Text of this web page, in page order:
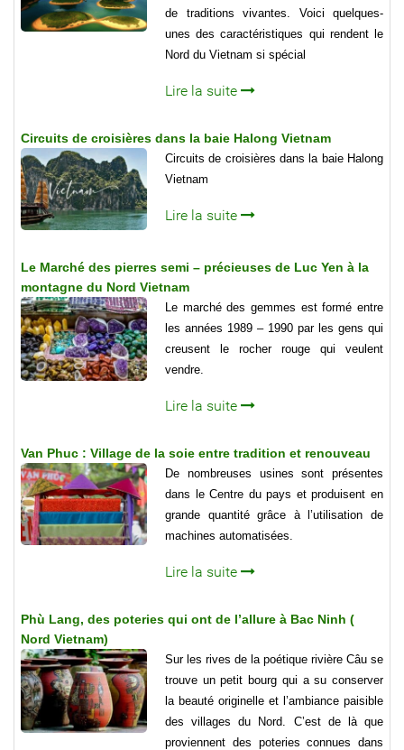
de traditions vivantes. Voici quelques-
unes des caractéristiques qui rendent le
Nord du Vietnam si spécial
Lire la suite
Circuits de croisières dans la baie Halong Vietnam
Circuits de croisières dans la baie Halong
Vietnam
Lire la suite
Le Marché des pierres semi – précieuses de Luc Yen à la
montagne du Nord Vietnam
Le marché des gemmes est formé entre
les années 1989 – 1990 par les gens qui
creusent le rocher rouge qui veulent
vendre.
Lire la suite
Van Phuc : Village de la soie entre tradition et renouveau
De nombreuses usines sont présentes
dans le Centre du pays et produisent en
grande quantité grâce à l’utilisation de
machines automatisées.
Lire la suite
Phù Lang, des poteries qui ont de l’allure à Bac Ninh (
Nord Vietnam)
Sur les rives de la poétique rivière Câu se
trouve un petit bourg qui a su conserver
la beauté originelle et l’ambiance paisible
des villages du Nord. C’est de là que
proviennent des poteries connues dans